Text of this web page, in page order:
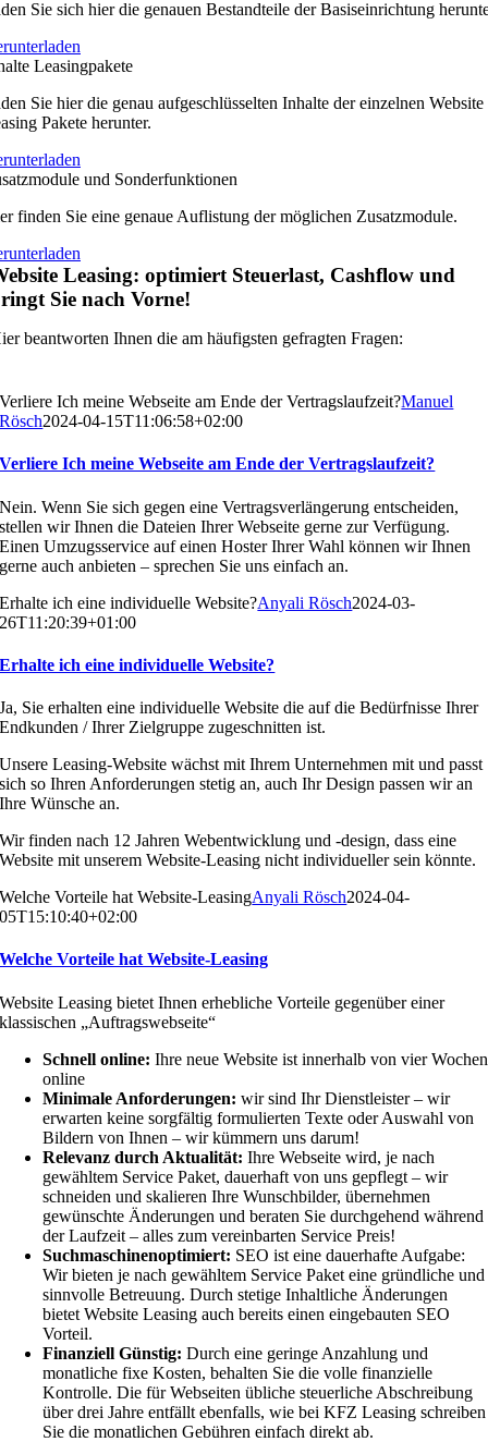
Sie sich hier die genauen Bestandteile der Basiseinrichtung
Leasingpakete
Sie hier die genau aufgeschlüsselten Inhalte der einzelnen Website
Pakete herunter.
und Sonderfunktionen
finden Sie eine genaue Auflistung der möglichen Zusatzmodule.
Leasing: optimiert Steuerlast, Cashflow und
Sie nach Vorne!
beantworten Ihnen die am häufigsten gefragten Fragen:
Verliere Ich meine Webseite am Ende der Vertragslaufzeit?Manuel
Rösch2024-04-15T11:06:58+02:00
Verliere Ich meine Webseite am Ende der Vertragslaufzeit?
Nein. Wenn Sie sich gegen eine Vertragsverlängerung entscheiden,
stellen wir Ihnen die Dateien Ihrer Webseite gerne zur Verfügung.
Einen Umzugsservice auf einen Hoster Ihrer Wahl können wir Ihnen
gerne auch anbieten – sprechen Sie uns einfach an.
Erhalte ich eine individuelle Website?Anyali Rösch2024-03-
26T11:20:39+01:00
Erhalte ich eine individuelle Website?
Ja, Sie erhalten eine individuelle Website die auf die Bedürfnisse Ihrer
Endkunden / Ihrer Zielgruppe zugeschnitten ist.
Unsere Leasing-Website wächst mit Ihrem Unternehmen mit und passt
sich so Ihren Anforderungen stetig an, auch Ihr Design passen wir an
Ihre Wünsche an.
Wir finden nach 12 Jahren Webentwicklung und -design, dass eine
Website mit unserem Website-Leasing nicht individueller sein könnte.
Welche Vorteile hat Website-LeasingAnyali Rösch2024-04-
05T15:10:40+02:00
Welche Vorteile hat Website-Leasing
Website Leasing bietet Ihnen erhebliche Vorteile gegenüber einer
klassischen „Auftragswebseite“
Schnell online:Ihre neue Website ist innerhalb von vier Wochen
online
Minimale Anforderungen: wir sind Ihr Dienstleister – wir
erwarten keine sorgfältig formulierten Texte oder Auswahl von
Bildern von Ihnen – wir kümmern uns darum!
Relevanz durch Aktualität:Ihre Webseite wird, je nach
gewähltem Service Paket, dauerhaft von uns gepflegt – wir
schneiden und skalieren Ihre Wunschbilder, übernehmen
gewünschte Änderungen und beraten Sie durchgehend während
der Laufzeit – alles zum vereinbarten Service Preis!
Suchmaschinenoptimiert: SEO ist eine dauerhafte Aufgabe:
Wir bieten je nach gewähltem Service Paket eine gründliche und
sinnvolle Betreuung. Durch stetige Inhaltliche Änderungen
bietet Website Leasing auch bereits einen eingebauten SEO
Vorteil.
Finanziell Günstig:Durch eine geringe Anzahlung und
monatliche fixe Kosten, behalten Sie die volle finanzielle
Kontrolle. Die für Webseiten übliche steuerliche Abschreibung
über drei Jahre entfällt ebenfalls, wie bei KFZ Leasing schreiben
Sie die monatlichen Gebühren einfach direkt ab.